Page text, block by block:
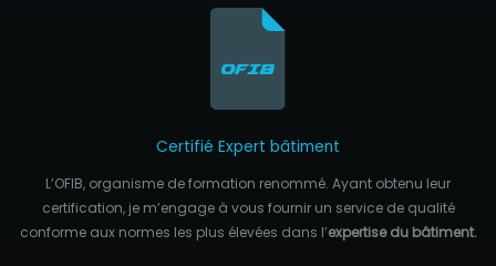
Certifié Expert bâtiment
L’OFIB, organisme de formation renommé. Ayant obtenu leur
certification, je m’engage à vous fournir un service de qualité
conforme aux normes les plus élevées dans l’expertise du bâtiment.